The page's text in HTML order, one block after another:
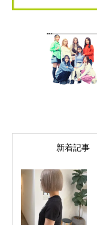
新着記事